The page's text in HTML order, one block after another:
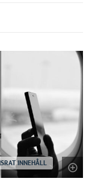
INNEHÅLL